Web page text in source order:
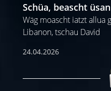
Schüa, beascht
Wäg moascht iatzt allua
Libanon, tschau David
24.04.2026